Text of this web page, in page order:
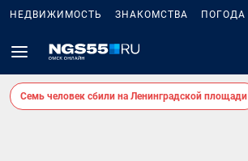
НЕДВИЖИМОСТЬ ЗНАКОМСТВА ПОГОДА
Семь человек сбили на Ленинградской площади